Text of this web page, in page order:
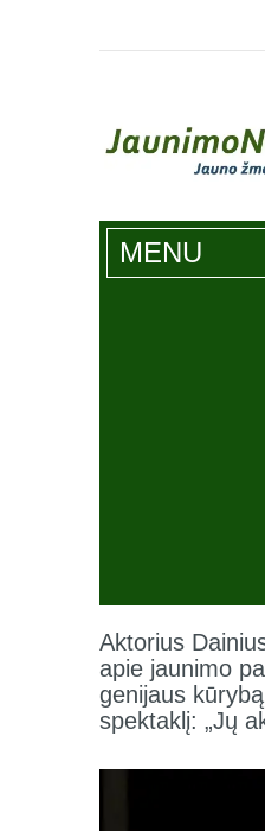
MENU
Aktorius
apie jaunimo
genijaus
spektaklį: „Jų